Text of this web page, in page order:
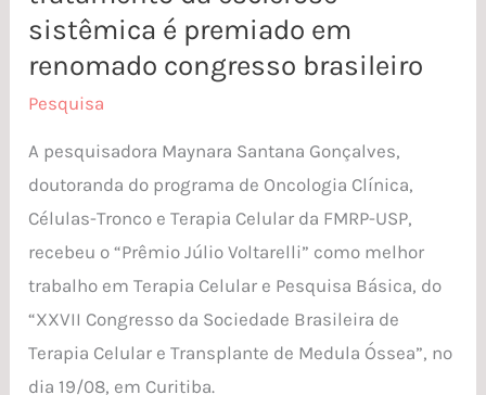
sistêmica é premiado em
renomado congresso brasileiro
Pesquisa
A pesquisadora Maynara Santana Gonçalves,
doutoranda do programa de Oncologia Clínica,
Células-Tronco e Terapia Celular da FMRP-USP,
recebeu o “Prêmio Júlio Voltarelli” como melhor
trabalho em Terapia Celular e Pesquisa Básica, do
“XXVII Congresso da Sociedade Brasileira de
Terapia Celular e Transplante de Medula Óssea”, no
dia 19/08, em Curitiba.
ao
tratamento
sistêmica
é
premiado
em
renomado
congresso
brasileiro